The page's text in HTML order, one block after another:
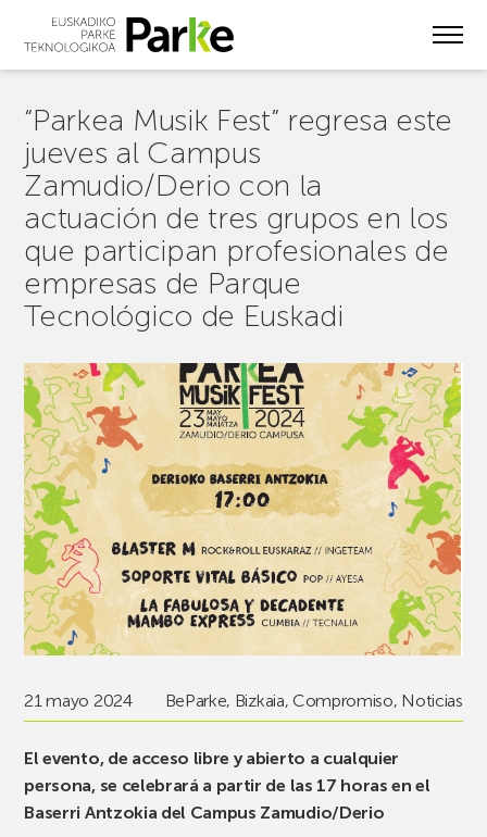
“Parkea Musik Fest” regresa este
jueves al Campus
Zamudio/Derio con la
actuación de tres grupos en los
que participan profesionales de
empresas de Parque
Tecnológico de Euskadi
21 mayo 2024 BeParke, Bizkaia, Compromiso, Noticias
El evento, de acceso libre y abierto a cualquier
persona, se celebrará a partir de las 17 horas en el
Baserri Antzokia del Campus Zamudio/Derio